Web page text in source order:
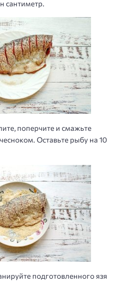
сантиметр.
поперчите и смажьте
Оставьте рыбу на 10
подготовленного язя